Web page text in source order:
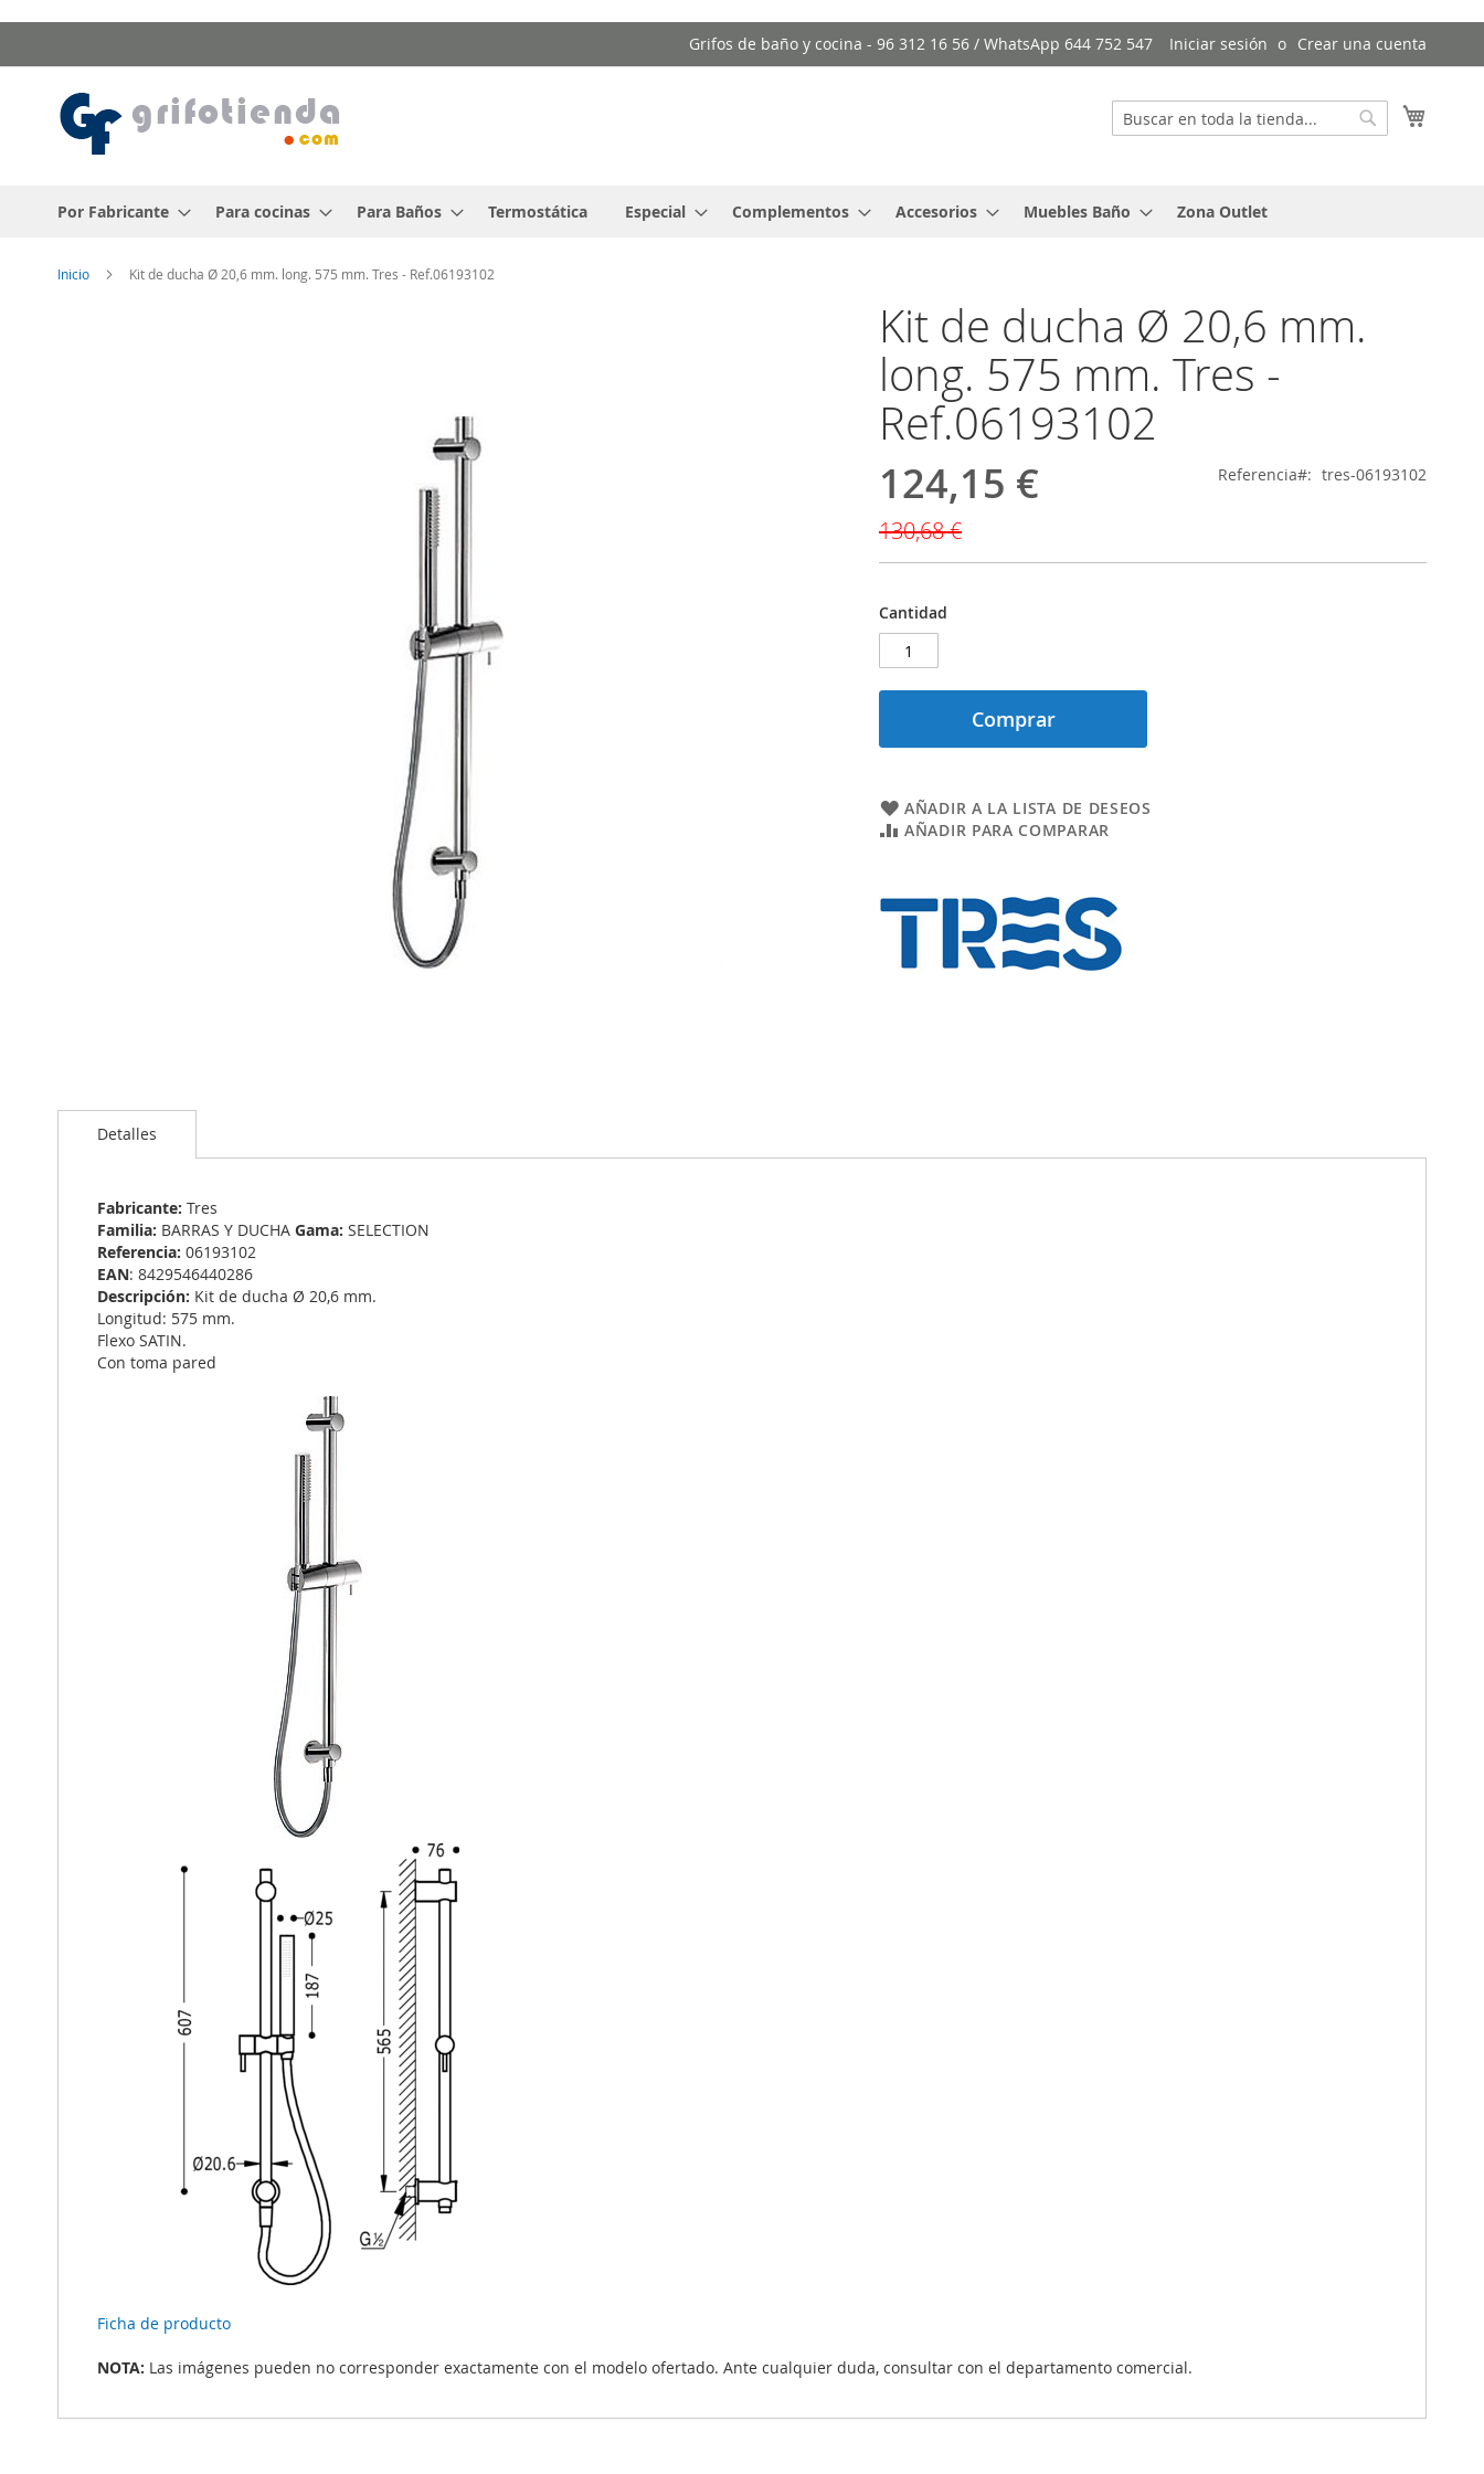
al
Grifos de baño y cocina - 96 312 16 56 / WhatsApp 644 752 547 Iniciar sesión Crear una cuenta
Buscar
Por Fabricante Para cocinas Para Baños Termostática Especial Complementos Accesorios Muebles Baño Zona Outlet
Inicio Kit de ducha Ø 20,6 mm. long. 575 mm. Tres - Ref.06193102
Kit de ducha Ø 20,6 mm.
long. 575 mm. Tres -
Ref.06193102
Precio
especial
124,15 €
130,68 €
Referencia tres-06193102
Cantidad
Comprar
AÑADIR A LA LISTA DE DESEOS
AÑADIR PARA COMPARAR
al
comienzo
galería
imágenes
Detalles
Fabricante: Tres
Familia: BARRAS Y DUCHA Gama: SELECTION
Referencia: 06193102
EAN: 8429546440286
Descripción: Kit de ducha Ø 20,6 mm.
Longitud: 575 mm.
Flexo SATIN.
Con toma pared
Ficha de producto
NOTA: Las imágenes pueden no corresponder exactamente con el modelo ofertado. Ante cualquier duda, consultar con el departamento comercial.